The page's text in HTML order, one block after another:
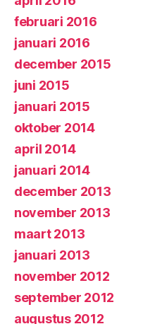
februari 2016
januari 2016
december 2015
juni 2015
januari 2015
oktober 2014
april 2014
januari 2014
december 2013
november 2013
maart 2013
januari 2013
november 2012
september 2012
augustus 2012